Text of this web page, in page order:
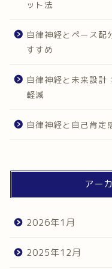
ット法
自律神経とペース配
すすめ
自律神経と未来設計
軽減
自律神経と自己肯定
アー
2026年1月
2025年12月